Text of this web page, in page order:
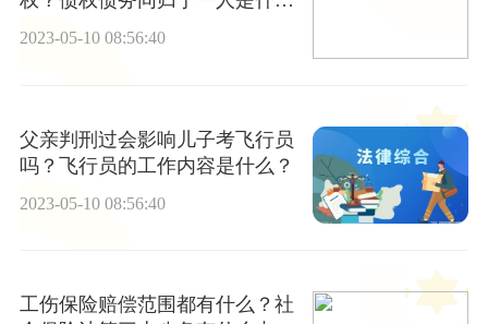
意思？
2023-05-10 08:56:40
父亲判刑过会影响儿子考飞行员
吗？飞行员的工作内容是什么？
2023-05-10 08:56:40
工伤保险赔偿范围都有什么？社